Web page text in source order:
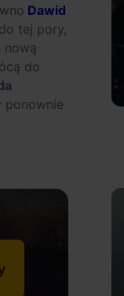
Dawid
tej pory,
nową
do
ponownie